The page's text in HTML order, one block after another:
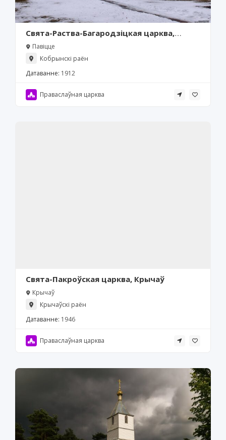
Свята-Раства-Багародзіцкая царква,
Павіцце
Павіцце
Кобрынскі раён
Датаванне: 1912
Праваслаўная царква
Свята-Пакроўская царква, Крычаў
Крычаў
Крычаўскі раён
Датаванне: 1946
Праваслаўная царква